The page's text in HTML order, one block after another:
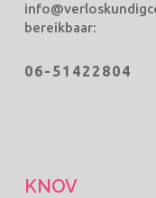
bereikbaar:
06-51422804
KNOV